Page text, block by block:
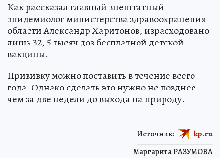
Как рассказал главный внештатный
эпидемиолог министерства здравоохранения
области Александр Харитонов, израсходовано
лишь 32, 5 тысяч доз бесплатной детской
вакцины.
Прививку можно поставить в течение всего
года. Однако сделать это нужно не позднее
чем за две недели до выхода на природу.
Маргарита РАЗУМОВА
Источник: kp.ru